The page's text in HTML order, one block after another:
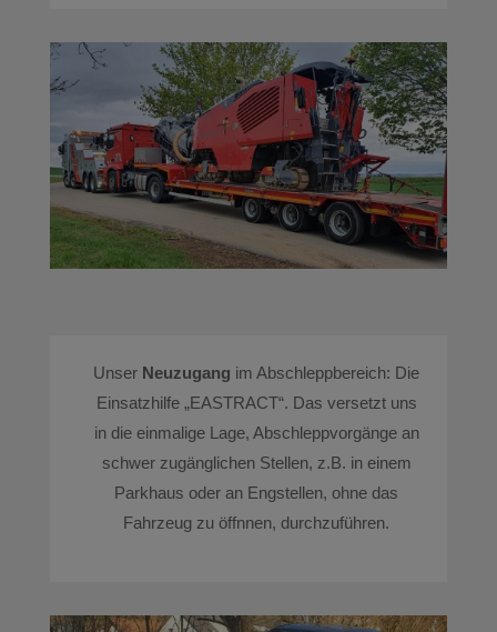
Unser Neuzugang im Abschleppbereich: Die
Einsatzhilfe „EASTRACT“. Das versetzt uns
in die einmalige Lage, Abschleppvorgänge an
schwer zugänglichen Stellen, z.B. in einem
Parkhaus oder an Engstellen, ohne das
Fahrzeug zu öffnnen, durchzuführen.